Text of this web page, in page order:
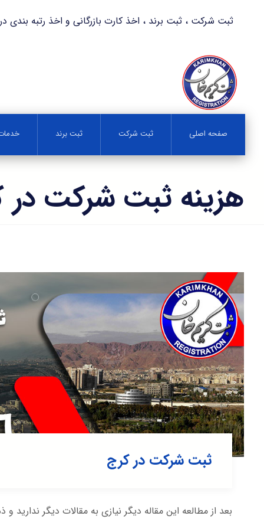
ثبت شرکت ، ثبت برند ، اخذ کارت بازرگانی و اخذ رتبه بندی در کمترین
صفحه اصلی ثبت شرکت ثبت برند
هزینه ثبت شرکت در
ثبت شرکت در كرج
بعد از مطالعه این مقاله دیگر نیازی به مقالات دیگر ندارید